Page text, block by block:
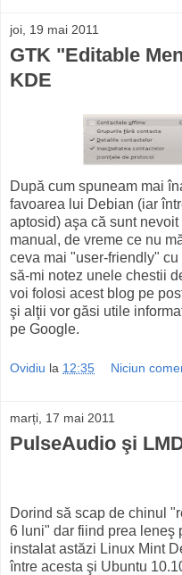
joi, 19 mai 2011
GTK "Editable
KDE
După cum spuneam mai
favoarea lui Debian (iar
aptosid) aşa că sunt
manual, de vreme ce nu
ceva mai "user-friendly"
să-mi notez unele chestii
voi folosi acest blog pe
şi alţii vor găsi utile
pe Google.
Ovidiu la 12:35 Niciun
marți, 17 mai 2011
PulseAudio şi
Dorind să scap de chinul
6 luni" dar fiind prea leneş
instalat astăzi Linux Mint
între acesta şi Ubuntu